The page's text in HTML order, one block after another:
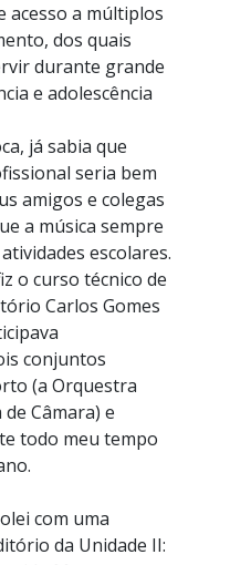
acesso a múltiplos
dos quais
durante grande
e adolescência
já sabia que
seria bem
amigos e colegas
a música sempre
escolares.
o curso técnico de
Carlos Gomes
conjuntos
(a Orquestra
Câmara) e
todo meu tempo
com uma
da Unidade II: